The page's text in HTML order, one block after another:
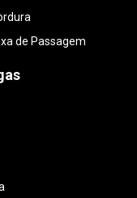
de Passagem